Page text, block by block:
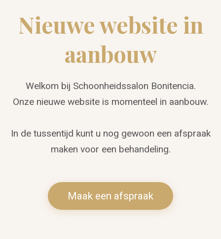
Nieuwe website in
aanbouw
Welkom bij Schoonheidssalon Bonitencia.
Onze nieuwe website is momenteel in aanbouw.
In de tussentijd kunt u nog gewoon een afspraak
maken voor een behandeling.
Maak een afspraak